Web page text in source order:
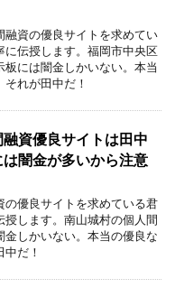
融資の優良サイトを求めてい
に伝授します。福岡市中央区
には闇金しかいない。本当
れが田中だ！
資優良サイトは田中
闇金が多いから注意
の優良サイトを求めている君
授します。南山城村の個人間
金しかいない。本当の優良な
だ！